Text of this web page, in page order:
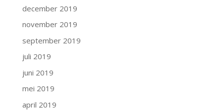
december 2019
november 2019
september 2019
juli 2019
juni 2019
mei 2019
april 2019